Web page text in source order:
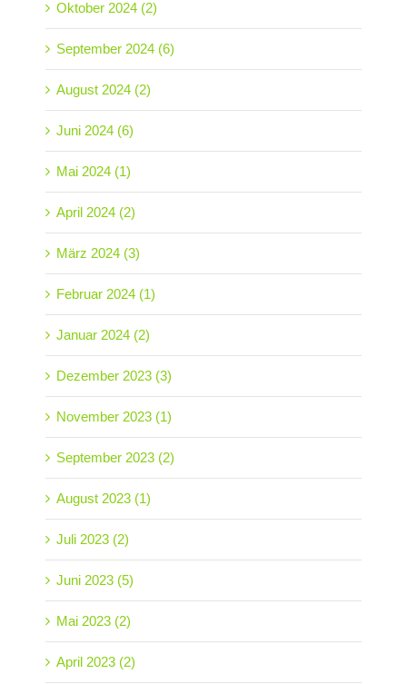
Oktober 2024 (2)
September 2024 (6)
August 2024 (2)
Juni 2024 (6)
Mai 2024 (1)
April 2024 (2)
März 2024 (3)
Februar 2024 (1)
Januar 2024 (2)
Dezember 2023 (3)
November 2023 (1)
September 2023 (2)
August 2023 (1)
Juli 2023 (2)
Juni 2023 (5)
Mai 2023 (2)
April 2023 (2)